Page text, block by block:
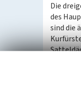
Die
des
sind die
Die